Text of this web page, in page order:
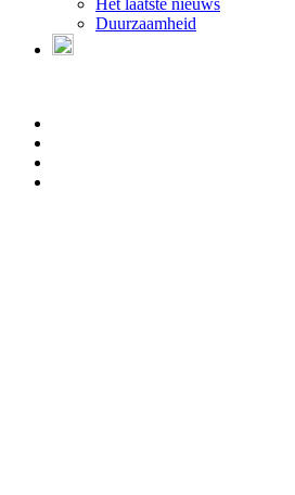
Het laatste nieuws
Duurzaamheid